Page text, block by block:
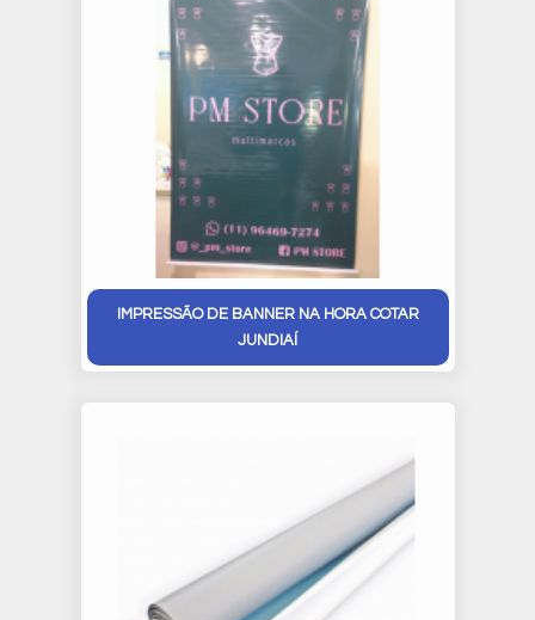
IMPRESSÃO DE BANNER NA HORA COTAR
JUNDIAÍ